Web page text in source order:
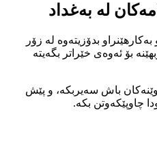
لە بەغداد
بدۆزیتەوە لە زۆر
بۆ ئەوەی خێراتر بگەیتە
وێنەکان باش سەیربکە، و پێش
چاوپێکەوتن بکە.